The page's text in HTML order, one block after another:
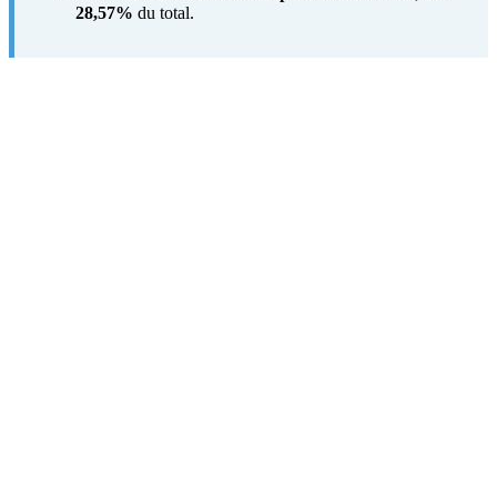
28,57% du total.